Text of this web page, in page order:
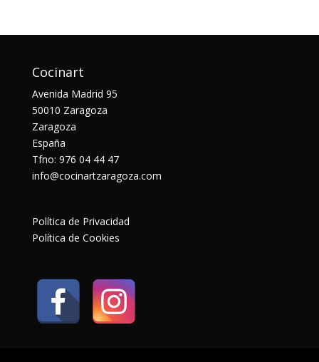
Cocinart
Avenida Madrid 95
50010 Zaragoza
Zaragoza
España
Tfno: 976 04 44 47
info@cocinartzaragoza.com
Política de Privacidad
Política de Cookies